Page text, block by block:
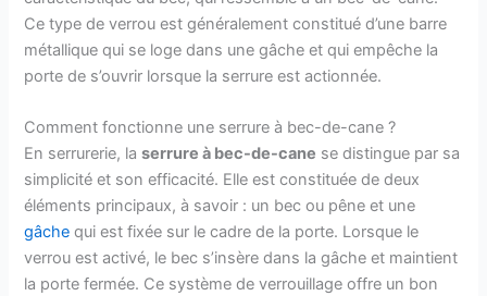
Ce type de verrou est généralement constitué d’une barre
métallique qui se loge dans une gâche et qui empêche la
porte de s’ouvrir lorsque la serrure est actionnée.
Comment fonctionne une serrure à bec-de-cane ?
En serrurerie, laserrure à bec-de-cane se distingue par sa
simplicité et son efficacité. Elle est constituée de deux
éléments principaux, à savoir : un bec ou pêne et une
gâche qui est fixée sur le cadre de la porte. Lorsque le
verrou est activé, le bec s’insère dans la gâche et maintient
la porte fermée. Ce système de verrouillage offre un bon